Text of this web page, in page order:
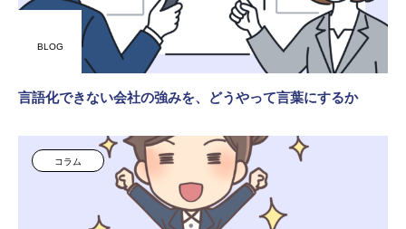
BLOG
言語化できない会社の強みを、どうやって言葉にするか
コラム